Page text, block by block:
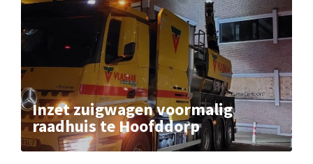
Inzet zuigwagen voormalig
raadhuis te Hoofddorp